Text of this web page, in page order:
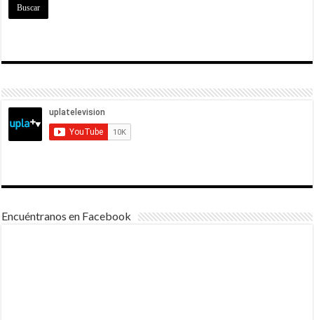
Encuéntranos en Facebook